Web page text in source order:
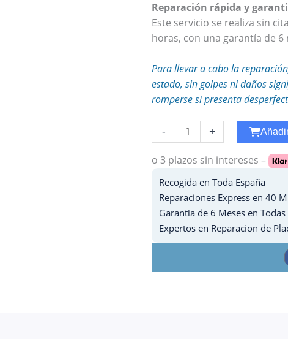
Reparación rápida y
Este servicio se realiza sin
horas, con una garantía de 6
Para llevar a cabo la
estado, sin golpes ni daños
romperse si presenta
-
Reparar
WiFi
Ipad
2019
cantidad
+
o 3 plazos sin intereses –
Recogida en Toda España
Reparaciones Express en 40
Garantia de 6 Meses en
Expertos en Reparacion de